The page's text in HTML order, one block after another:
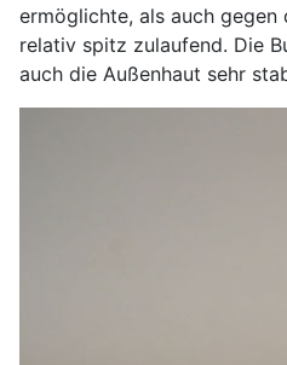
ermöglichte, als auch
relativ spitz zulaufend. Die
auch die Außenhaut sehr